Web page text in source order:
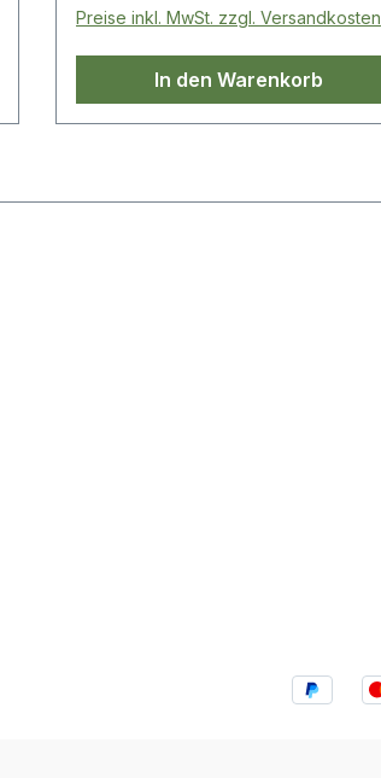
Preise inkl. MwSt. zzgl. Versandkosten
In den Warenkorb